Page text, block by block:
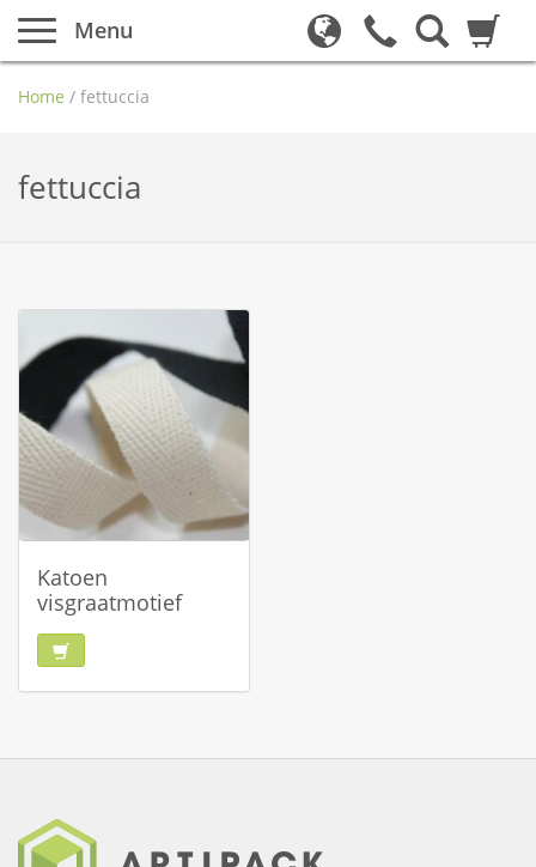
Menu
Home / fettuccia
fettuccia
Katoen
visgraatmotief